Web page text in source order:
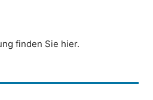
finden Sie hier.